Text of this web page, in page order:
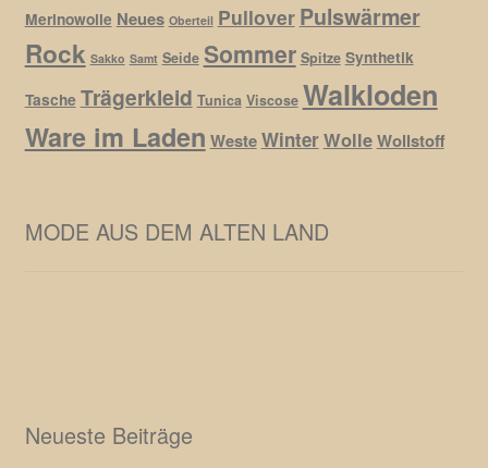
Merinowolle Neues Oberteil Pullover Pulswärmer
Rock Sakko Samt Seide Sommer Spitze Synthetik
Tasche Trägerkleid Tunica Viscose Walkloden
Ware im Laden WesteWinterWolleWollstoff
MODE AUS DEM ALTEN LAND
Neueste Beiträge